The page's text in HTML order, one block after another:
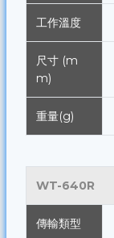
工作溫度
尺寸 (m
m)
重量(g)
WT-640R
傳輸類型